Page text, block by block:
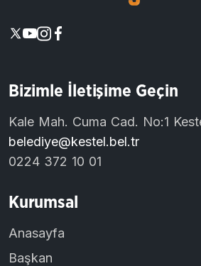
Bizimle İletişime Geçin
Kale Mah. Cuma Cad. No:1
belediye@kestel.bel.tr
0224 372 10 01
Kurumsal
Anasayfa
Başkan